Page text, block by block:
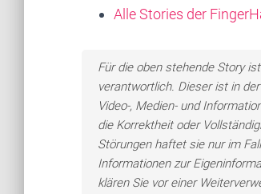
Alle Stories der
Für die oben stehende Story
verantwortlich. Dieser ist in
Video-, Medien- und
die Korrektheit oder
Störungen haftet sie nur im
Informationen zur
klären Sie vor einer